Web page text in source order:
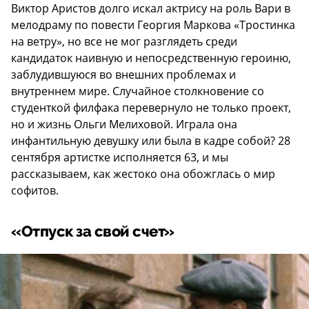
Виктор Аристов долго искал актрису на роль Вари в
мелодраму по повести Георгия Маркова «Тростинка
на ветру», но все не мог разглядеть среди
кандидаток наивную и непосредственную героиню,
заблудившуюся во внешних проблемах и
внутреннем мире. Случайное столкновение со
студенткой филфака перевернуло не только проект,
но и жизнь Ольги Мелиховой. Играла она
инфантильную девушку или была в кадре собой? 28
сентября артистке исполняется 63, и мы
рассказываем, как жестоко она обожглась о мир
софитов.
«Отпуск за свой счет»